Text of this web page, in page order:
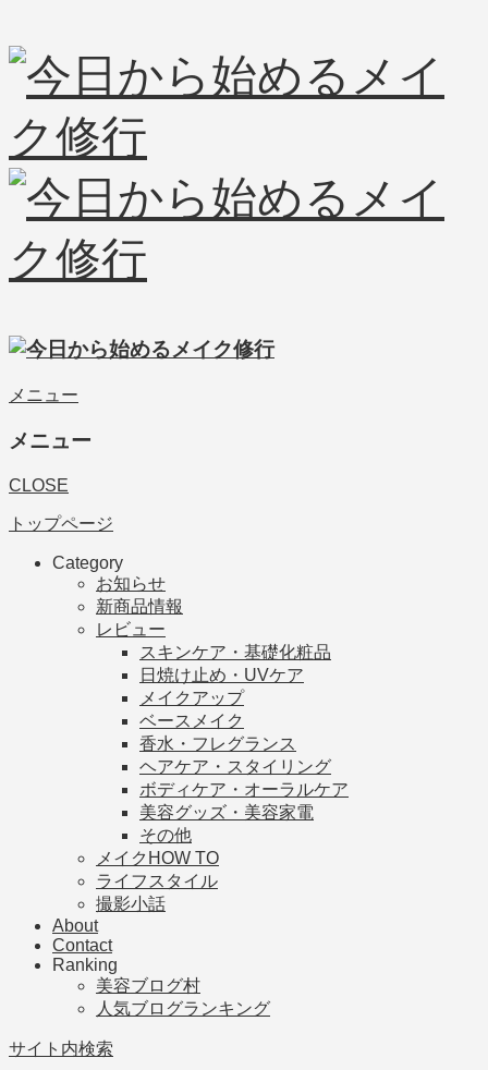
メニュー
メニュー
CLOSE
トップページ
Category
お知らせ
新商品情報
レビュー
スキンケア・基礎化粧品
日焼け止め・UVケア
メイクアップ
ベースメイク
香水・フレグランス
ヘアケア・スタイリング
ボディケア・オーラルケア
美容グッズ・美容家電
その他
メイクHOW TO
ライフスタイル
撮影小話
About
Contact
Ranking
美容ブログ村
人気ブログランキング
サイト内検索